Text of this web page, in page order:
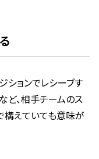
ションでレシーブす
ど、相手チームのス
構えていても意味が